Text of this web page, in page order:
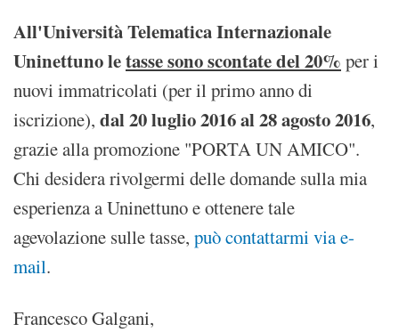
All'Università Telematica Internazionale
Uninettuno letasse sono scontate del 20% per i
nuovi immatricolati (per il primo anno di
iscrizione), dal 20 luglio 2016 al 28 agosto 2016,
grazie alla promozione "PORTA UN AMICO".
Chi desidera rivolgermi delle domande sulla mia
esperienza a Uninettuno e ottenere tale
agevolazione sulle tasse, può contattarmi via e-
mail.
Francesco Galgani,